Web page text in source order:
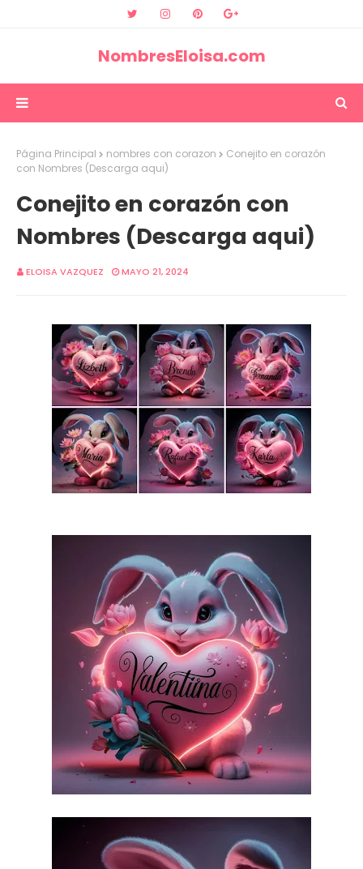
NombresEloisa.com
Página Principal nombres con corazon
Conejito en corazón
con Nombres (Descarga aqui)
Conejito en corazón con
Nombres (Descarga aqui)
ELOISA VAZQUEZ MAYO 21, 2024